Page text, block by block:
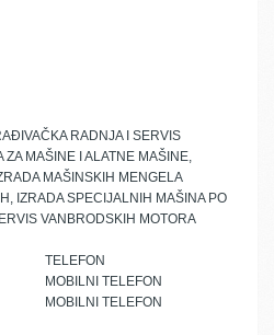
RADNJA I SERVIS
ZA MAŠINE I ALATNE MAŠINE,
MAŠINSKIH MENGELA
IZRADA SPECIJALNIH MAŠINA PO
VANBRODSKIH MOTORA
TELEFON
MOBILNI TELEFON
MOBILNI TELEFON